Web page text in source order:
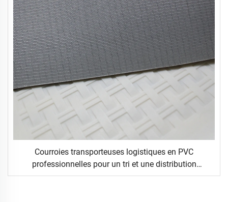
Courroies transporteuses logistiques en PVC
professionnelles pour un tri et une distribution
efficaces dans les industries de la restauration